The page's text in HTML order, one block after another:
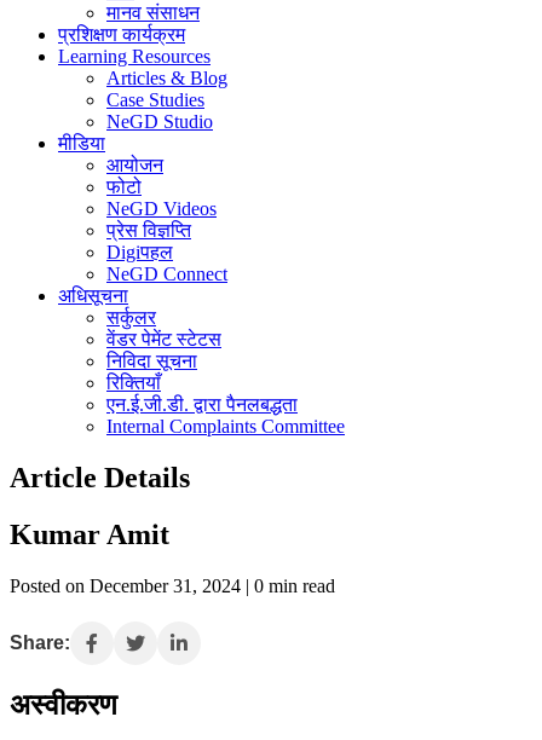
मानव संसाधन
प्रशिक्षण कार्यक्रम
Learning Resources
Articles & Blog
Case Studies
NeGD Studio
मीडिया
आयोजन
फोटो
NeGD Videos
प्रेस विज्ञप्ति
Digiपहल
NeGD Connect
अधिसूचना
सर्कुलर
वेंडर पेमेंट स्टेटस
निविदा सूचना
रिक्तियाँ
एन.ई.जी.डी. द्वारा पैनलबद्धता
Internal Complaints Committee
Article Details
Kumar Amit
Posted on December 31, 2024 | 0 min read
Share:
अस्वीकरण